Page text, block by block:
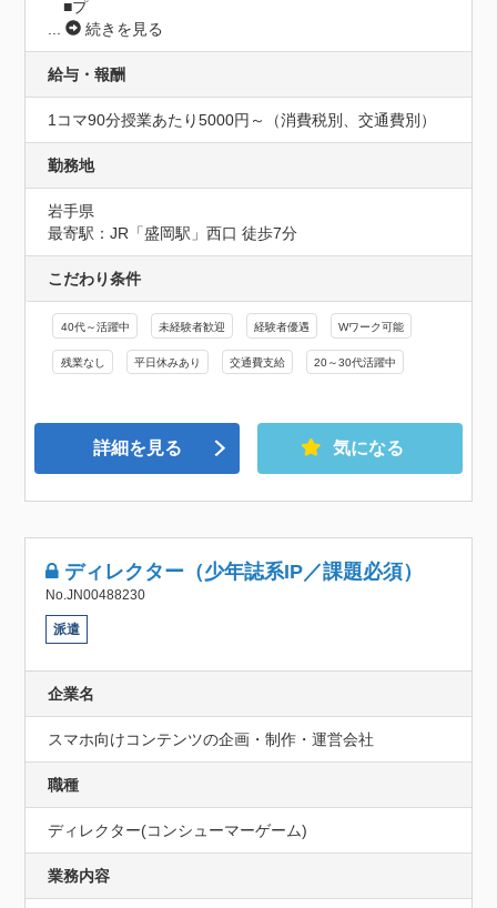
■プ
...
続きを見る
給与・報酬
1コマ90分授業あたり5000円～（消費税別、交通費別）
勤務地
岩手県
最寄駅：JR「盛岡駅」西口 徒歩7分
こだわり条件
40代～活躍中 未経験者歓迎 経験者優遇 Wワーク可能
残業なし 平日休みあり 交通費支給 20～30代活躍中
詳細を見る 気になる
ディレクター（少年誌系IP／課題必須）
No.JN00488230
派遣
企業名
スマホ向けコンテンツの企画・制作・運営会社
職種
ディレクター(コンシューマーゲーム)
業務内容